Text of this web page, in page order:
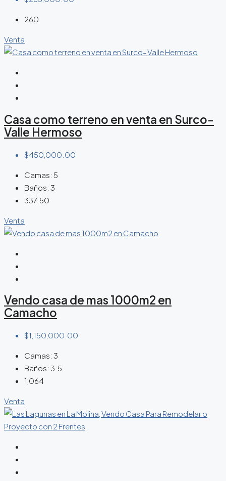
260
Venta
Casa como terreno en venta en Surco-
Valle Hermoso
$450,000.00
Camas: 5
Baños: 3
337.50
Venta
Vendo casa de mas 1000m2 en
Camacho
$1,150,000.00
Camas: 3
Baños: 3.5
1,064
Venta